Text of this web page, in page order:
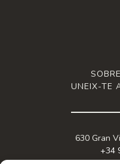
UNEIX-TE
630 Gran
+34